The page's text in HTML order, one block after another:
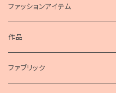
画集
ポスター
包装紙
ファッションアイテム
作品
ファブリック